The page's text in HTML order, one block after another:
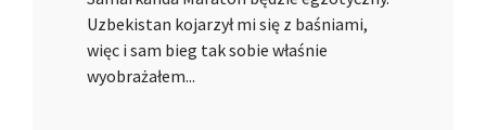
Uzbekistan kojarzył mi się z baśniami,
więc i sam bieg tak sobie właśnie
wyobrażałem...